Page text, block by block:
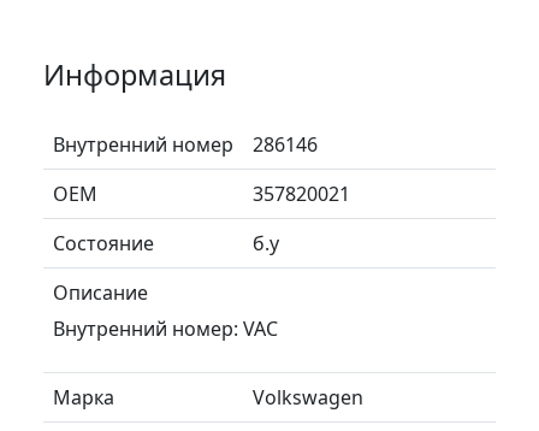
Информация
Внутренний номер
286146
ОЕМ
357820021
Состояние
б.у
Описание
Внутренний номер: VAC
Марка
Volkswagen